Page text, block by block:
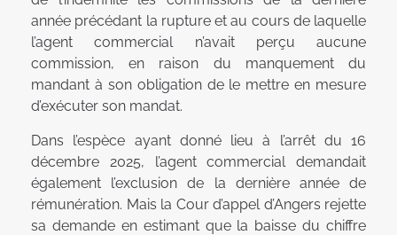
année précédant la rupture et au cours de laquelle
l’agent commercial n’avait perçu aucune
commission, en raison du manquement du
mandant à son obligation de le mettre en mesure
d’exécuter son mandat.
Dans l’espèce ayant donné lieu à l’arrêt du 16
décembre 2025, l’agent commercial demandait
également l’exclusion de la dernière année de
rémunération. Mais la Cour d’appel d’Angers rejette
sa demande en estimant que la baisse du chiffre